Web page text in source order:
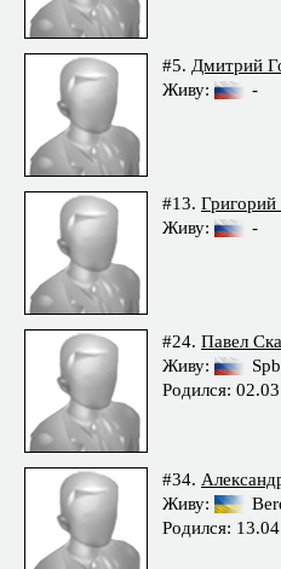
#5. Дмитрий
Живу:
-
#13.
Живу:
-
#24. Павел
Живу:
Spb
Родился:
#34.
Живу:
Родился: